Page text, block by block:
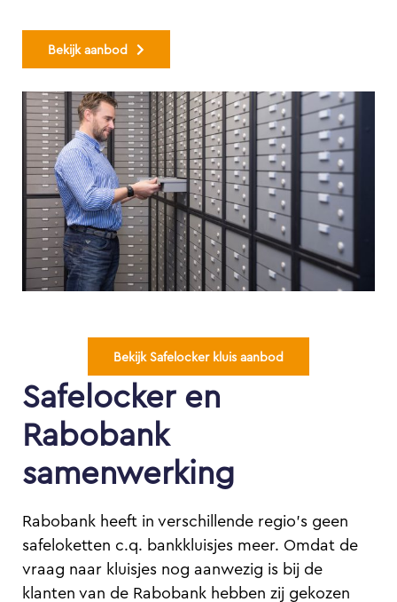
Bekijk aanbod
Bekijk Safelocker kluis aanbod
Safelocker en
Rabobank
samenwerking
Rabobank heeft in verschillende regio’s geen
safeloketten c.q. bankkluisjes meer. Omdat de
vraag naar kluisjes nog aanwezig is bij de
klanten van de Rabobank hebben zij gekozen